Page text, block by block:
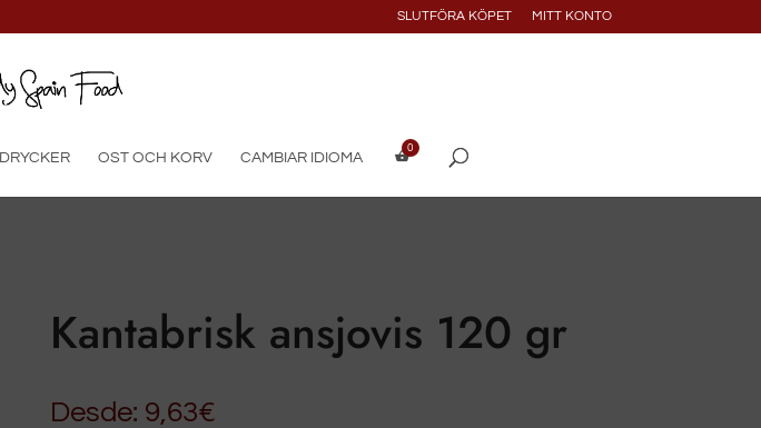
SLUTFÖRA KÖPET MITT KONTO
DRYCKER OST OCH KORV CAMBIAR IDIOMA
Kantabrisk ansjovis 120 gr
Desde: 9,63€